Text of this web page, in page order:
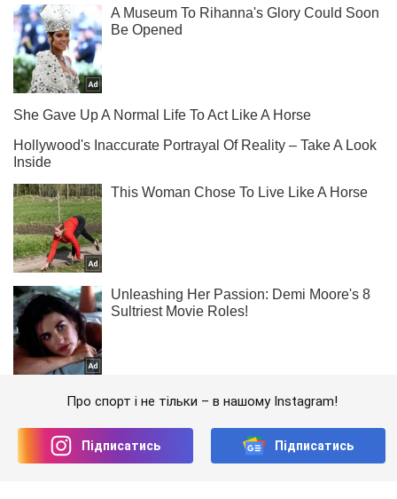
Про спорт і не тільки – в нашому Instagram!
Підписатись Підписатись